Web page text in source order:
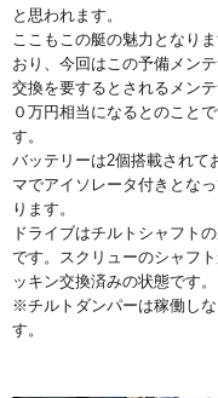
と思われます。
ここもこの艇の魅力となり
おり、今回はこの予備メン
交換を要するとされるメン
０万円相当になるとのこと
す。
バッテリーは2個搭載されて
マでアイソレータ付きとな
ります。
ドライブはチルトシャフト
です。スクリューのシャフ
ッキン交換済みの状態です。
※チルトダンパーは稼働し
す。